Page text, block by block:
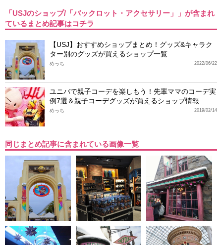
「USJのショップ/「バックロット・アクセサリー」」が含まれ
ているまとめ記事はコチラ
【USJ】おすすめショップまとめ！グッズ&キャラク
ター別のグッズが買えるショップ一覧
2022/06/22
めっち
ユニバで親子コーデを楽しもう！先輩ママのコーデ実
例7選＆親子コーデグッズが買えるショップ情報
2019/02/14
めっち
同じまとめ記事に含まれている画像一覧